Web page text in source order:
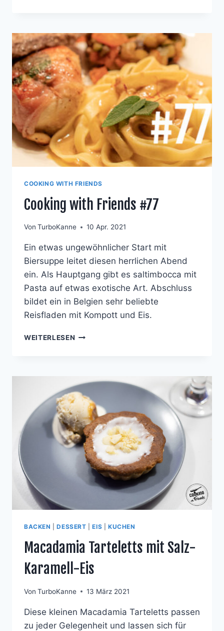
UND
PISTAZIEN
COOKING WITH FRIENDS
Cooking with Friends #77
Von TurboKanne 10 Apr. 2021
Ein etwas ungewöhnlicher Start mit
Biersuppe leitet diesen herrlichen Abend
ein. Als Hauptgang gibt es saltimbocca mit
Pasta auf etwas exotische Art. Abschluss
bildet ein in Belgien sehr beliebte
Reisfladen mit Kompott und Eis.
WEITERLESEN COOKING
BACKEN |DESSERT |EIS KUCHEN
Macadamia Tarteletts mit Salz-
Karamell-Eis
Von TurboKanne 13 März 2021
Diese kleinen Macadamia Tarteletts passen
zu jeder Gelegenheit und lassen sich für